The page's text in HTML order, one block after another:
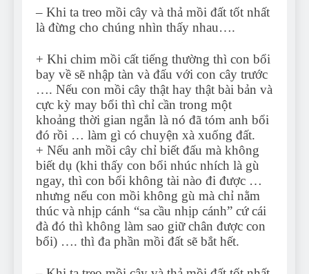
– Khi ta treo mồi cây và thả mồi đất tốt nhất
là đừng cho chúng nhìn thấy nhau….
+ Khi chim mồi cất tiếng thường thì con bổi
bay về sẽ nhập tàn và đấu với con cây trước
…. Nếu con mồi cây thật hay thật bài bản và
cực kỳ may bổi thì chỉ cần trong một
khoảng thời gian ngắn là nó đã tóm anh bổi
đó rồi … làm gì có chuyện xà xuống đất.
+ Nếu anh mồi cây chỉ biết đấu mà không
biết dụ (khi thấy con bổi nhúc nhích là gù
ngay, thì con bổi không tài nào đi được …
nhưng nếu con mồi không gù mà chỉ nằm
thúc và nhịp cánh “sa cầu nhịp cánh” cứ cái
đà đó thì không làm sao giữ chân được con
bổi) …. thì đa phần mồi đất sẽ bắt hết.